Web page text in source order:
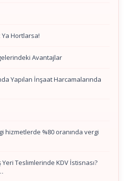
Hortlarsa!
Avantajlar
Yapılan İnşaat Harcamalarında
hizmetlerde %80 oranında vergi
Teslimlerinde KDV İstisnası?